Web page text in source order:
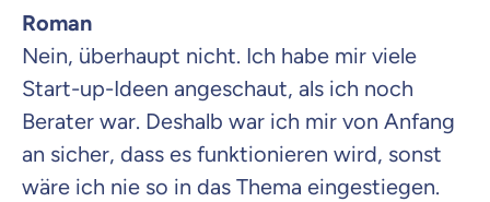
Roman
Nein, überhaupt nicht. Ich habe mir viele
Start-up-Ideen angeschaut, als ich noch
Berater war. Deshalb war ich mir von Anfang
an sicher, dass es funktionieren wird, sonst
wäre ich nie so in das Thema eingestiegen.
Kontaktaufnahme durch ottonova.
Weiter zu deinen Informationen